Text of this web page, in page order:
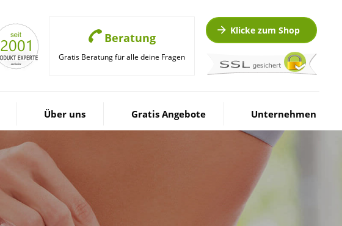
Beratung
Gratis Beratung für alle deine Fragen
Klicke zum Shop
Über uns Gratis Angebote Unternehmen